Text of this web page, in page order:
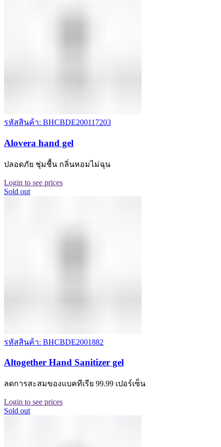
รหัสสินค้า: BHCBDE200117203
Alovera hand gel
ปลอดภัย ชุ่มชื้น กลิ่นหอมไม่ฉุน
Login to see prices
Sold out
รหัสสินค้า: BHCBDE2001882
Altogether Hand Sanitizer gel
ลดการสะสมของแบคทีเรีย 99.99 เปอร์เซ็น
Login to see prices
Sold out